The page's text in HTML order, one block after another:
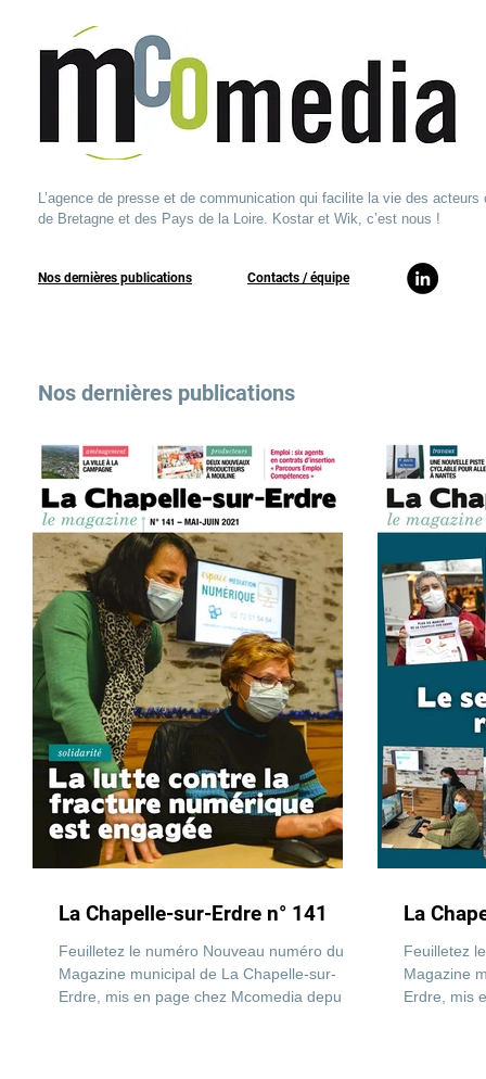
L’agence de presse et de communication qui facilite la vie des acteurs
de Bretagne et des Pays de la Loire. Kostar et Wik, c’est nous !
Nos dernières publications ​Contacts / équipe​
Nos dernières publications
La Chapelle-sur-Erdre n° 141
Feuilletez le numéro Nouveau numéro du
Magazine municipal de La Chapelle-sur-
Erdre, mis en page chez Mcomedia depuis
La
Feuilletez
Magazine
Erdre, mis